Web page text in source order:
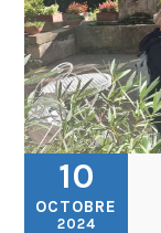
10
OCTOBRE
2024